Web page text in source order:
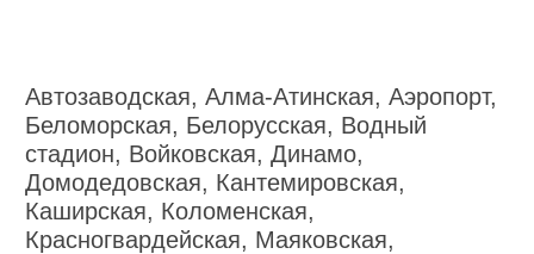
Автозаводская, Алма-Атинская, Аэропорт,
Беломорская, Белорусская, Водный
стадион, Войковская, Динамо,
Домодедовская, Кантемировская,
Каширская, Коломенская,
Красногвардейская, Маяковская,